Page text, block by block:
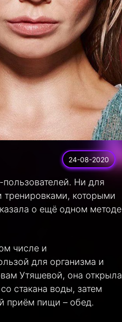
24-08-2020
Ни для
тренировками, которыми
о ещё одном методе
числе и
для организма и
Утяшевой, она открыла
стакана воды, затем
приём пищи – обед.